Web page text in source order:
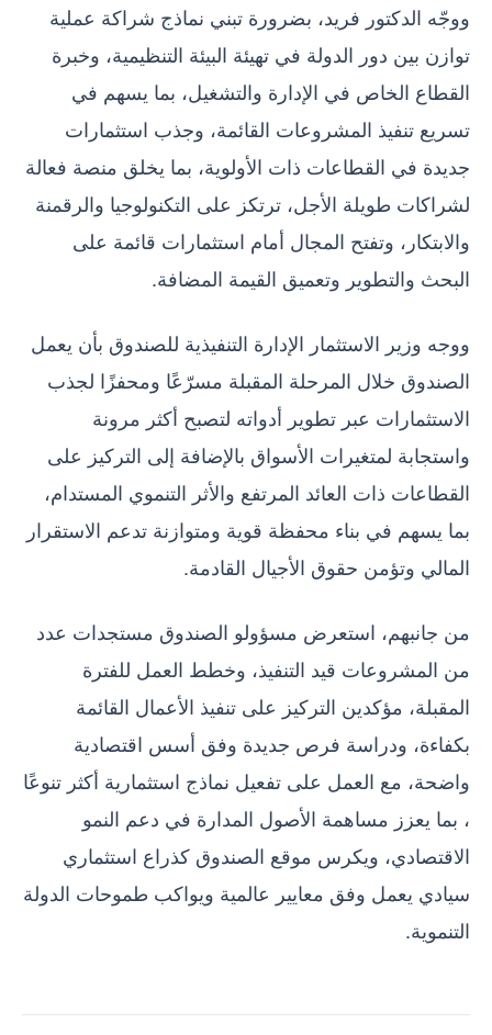
ووجّه الدكتور فريد، بضرورة تبني نماذج شراكة عملية
توازن بين دور الدولة في تهيئة البيئة التنظيمية، وخبرة
القطاع الخاص في الإدارة والتشغيل، بما يسهم في
تسريع تنفيذ المشروعات القائمة، وجذب استثمارات
جديدة في القطاعات ذات الأولوية، بما يخلق منصة فعالة
لشراكات طويلة الأجل، ترتكز على التكنولوجيا والرقمنة
والابتكار، وتفتح المجال أمام استثمارات قائمة على
البحث والتطوير وتعميق القيمة المضافة.
ووجه وزير الاستثمار الإدارة التنفيذية للصندوق بأن يعمل
الصندوق خلال المرحلة المقبلة مسرّعًا ومحفزًا لجذب
الاستثمارات عبر تطوير أدواته لتصبح أكثر مرونة
واستجابة لمتغيرات الأسواق بالإضافة إلى التركيز على
القطاعات ذات العائد المرتفع والأثر التنموي المستدام،
بما يسهم في بناء محفظة قوية ومتوازنة تدعم الاستقرار
المالي وتؤمن حقوق الأجيال القادمة.
من جانبهم، استعرض مسؤولو الصندوق مستجدات عدد
من المشروعات قيد التنفيذ، وخطط العمل للفترة
المقبلة، مؤكدين التركيز على تنفيذ الأعمال القائمة
بكفاءة، ودراسة فرص جديدة وفق أسس اقتصادية
واضحة، مع العمل على تفعيل نماذج استثمارية أكثر تنوعًا
، بما يعزز مساهمة الأصول المدارة في دعم النمو
الاقتصادي، ويكرس موقع الصندوق كذراع استثماري
سيادي يعمل وفق معايير عالمية ويواكب طموحات الدولة
التنموية.